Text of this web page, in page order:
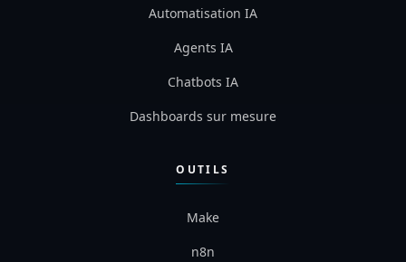
Automatisation IA
Agents IA
Chatbots IA
Dashboards sur mesure
OUTILS
Make
n8n